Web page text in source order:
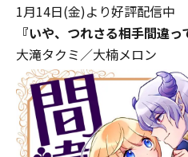
1月14日(金)より好評配信中
『いや、つれさる相手間違っ
大滝タクミ／大楠メロン